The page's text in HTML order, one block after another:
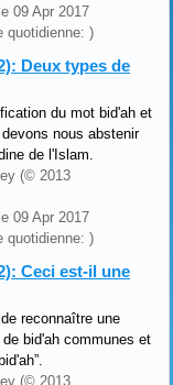
09 Apr 2017
quotidienne: )
Deux types de
du mot bid'ah et
nous abstenir
de l'Islam.
(© 2013
09 Apr 2017
quotidienne: )
Ceci est-il une
reconnaître une
bid'ah communes et
(© 2013